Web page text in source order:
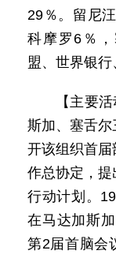
29％。留尼
科摩罗6％
盟、世界银行
【主要
斯加、塞舌
开该组织首
作总协定，
行动计划。
在马达加斯
第2届首脑会